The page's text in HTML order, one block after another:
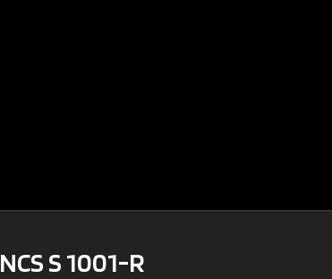
NCS S 1001-R